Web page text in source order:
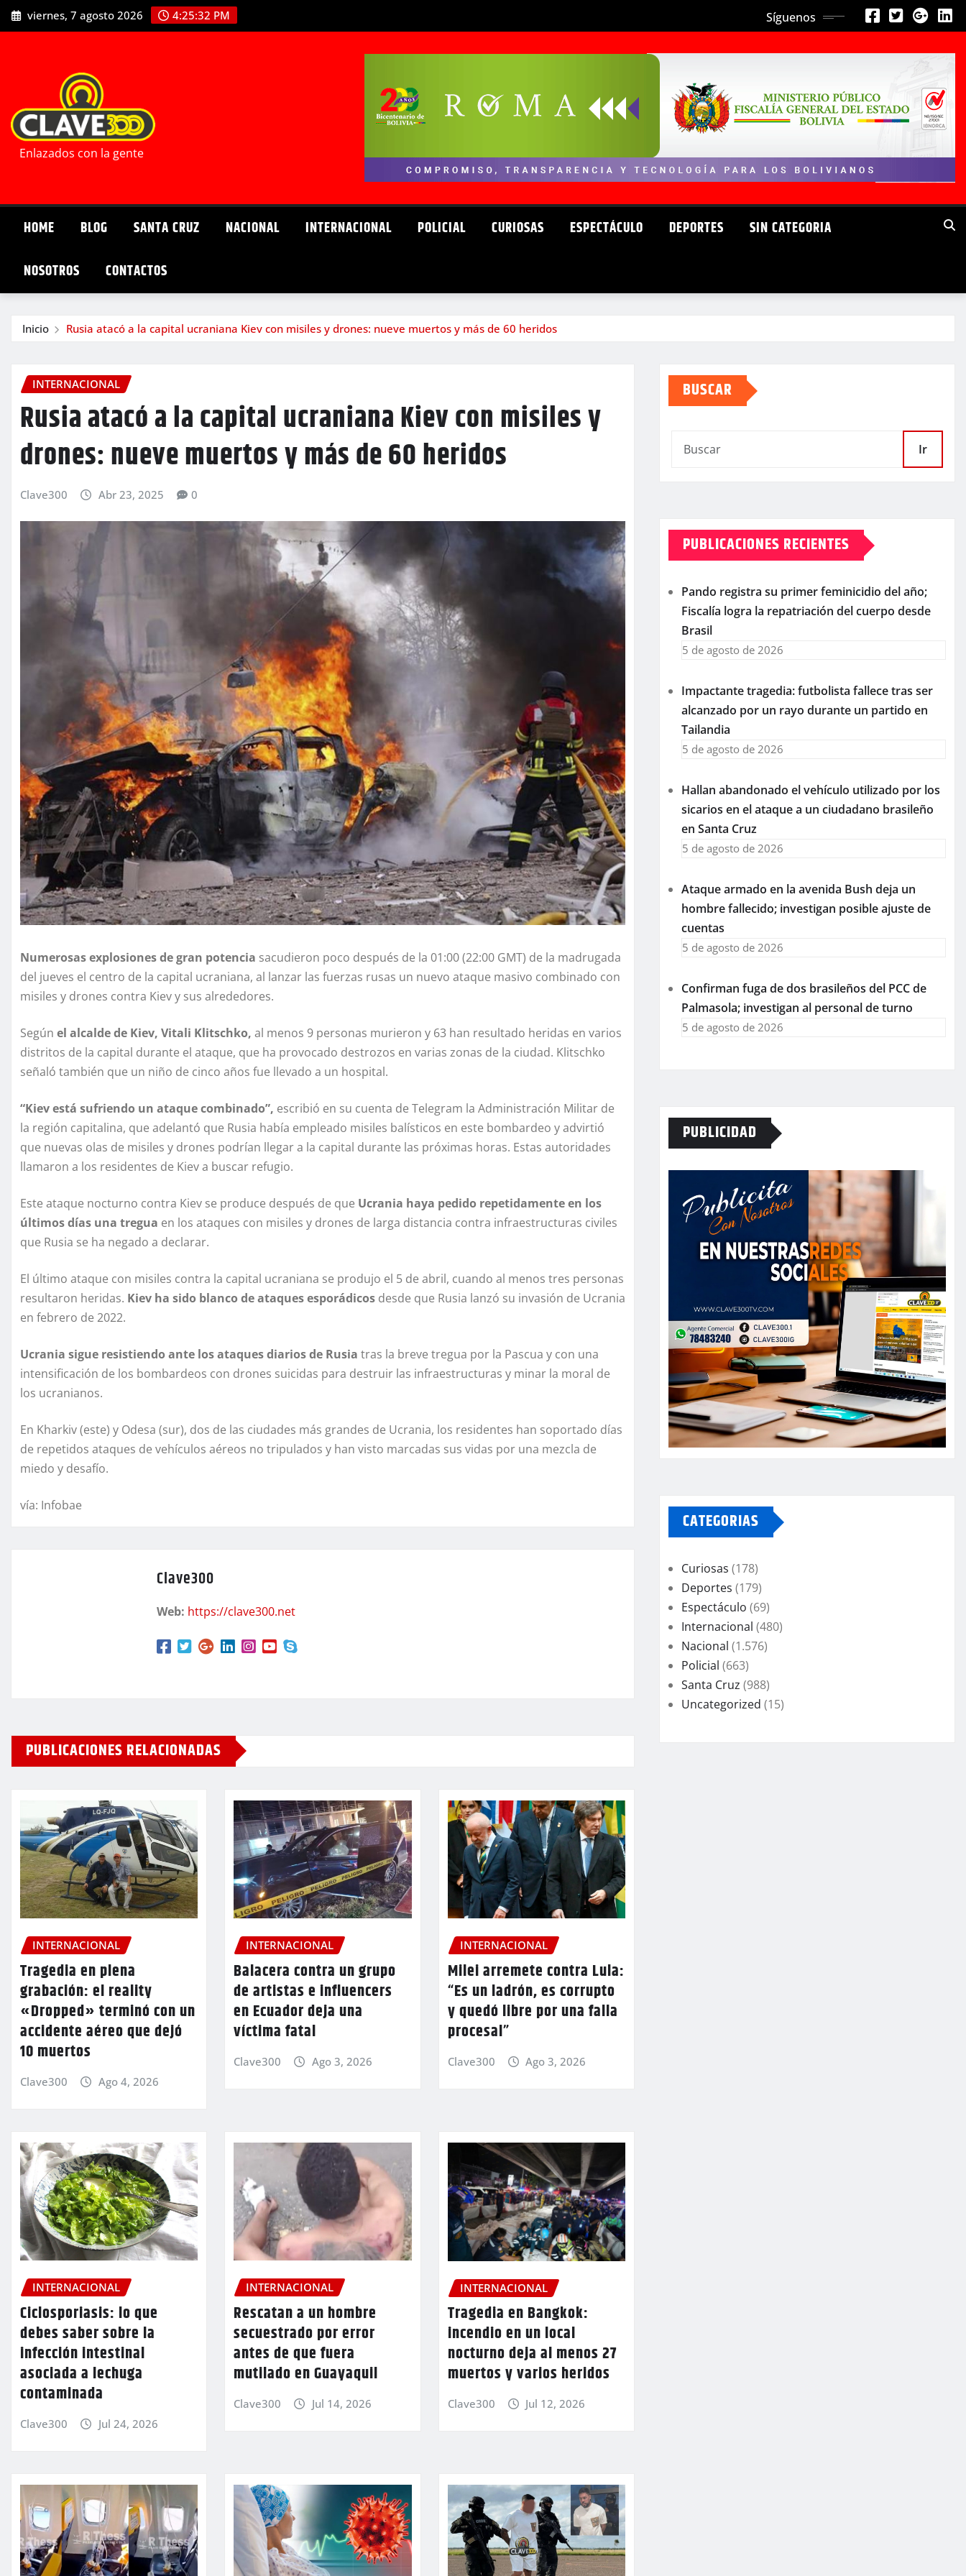
Saltar
al
viernes, 7 agosto 2026 4:25:34 PM Síguenos
Enlazados con la gente
HOME BLOG SANTA CRUZ NACIONAL INTERNACIONAL POLICIAL CURIOSAS ESPECTÁCULO DEPORTES SIN CATEGORIA
NOSOTROS CONTACTOS
Inicio Rusia atacó a la capital ucraniana Kiev con misiles y drones: nueve muertos y más de 60 heridos
INTERNACIONAL
Rusia atacó a la capital ucraniana Kiev con misiles y
drones: nueve muertos y más de 60 heridos
Clave300 Abr 23, 2025 0
Numerosas explosiones de gran potencia sacudieron poco después de la 01:00 (22:00 GMT) de la madrugada
del jueves el centro de la capital ucraniana, al lanzar las fuerzas rusas un nuevo ataque masivo combinado con
misiles y drones contra Kiev y sus alrededores.
Según el alcalde de Kiev, Vitali Klitschko, al menos 9 personas murieron y 63 han resultado heridas en varios
distritos de la capital durante el ataque, que ha provocado destrozos en varias zonas de la ciudad. Klitschko
señaló también que un niño de cinco años fue llevado a un hospital.
“Kiev está sufriendo un ataque combinado”, escribió en su cuenta de Telegram la Administración Militar de
la región capitalina, que adelantó que Rusia había empleado misiles balísticos en este bombardeo y advirtió
que nuevas olas de misiles y drones podrían llegar a la capital durante las próximas horas. Estas autoridades
llamaron a los residentes de Kiev a buscar refugio.
Este ataque nocturno contra Kiev se produce después de que Ucrania haya pedido repetidamente en los
últimos días una tregua en los ataques con misiles y drones de larga distancia contra infraestructuras civiles
que Rusia se ha negado a declarar.
El último ataque con misiles contra la capital ucraniana se produjo el 5 de abril, cuando al menos tres personas
resultaron heridas. Kiev ha sido blanco de ataques esporádicos desde que Rusia lanzó su invasión de Ucrania
en febrero de 2022.
Ucrania sigue resistiendo ante los ataques diarios de Rusia tras la breve tregua por la Pascua y con una
intensificación de los bombardeos con drones suicidas para destruir las infraestructuras y minar la moral de
los ucranianos.
En Kharkiv (este) y Odesa (sur), dos de las ciudades más grandes de Ucrania, los residentes han soportado días
de repetidos ataques de vehículos aéreos no tripulados y han visto marcadas sus vidas por una mezcla de
miedo y desafío.
vía: Infobae
Clave300
Web: https://clave300.net
PUBLICACIONES RELACIONADAS
INTERNACIONAL
Tragedia en plena
grabación: el reality
«Dropped» terminó con un
accidente aéreo que dejó
10 muertos
Clave300 Ago 4, 2026
INTERNACIONAL
Balacera contra un grupo
de artistas e influencers
en Ecuador deja una
víctima fatal
Clave300 Ago 3, 2026
INTERNACIONAL
Milei arremete contra Lula:
“Es un ladrón, es corrupto
y quedó libre por una falla
procesal”
Clave300 Ago 3, 2026
INTERNACIONAL
Ciclosporiasis: lo que
debes saber sobre la
infección intestinal
asociada a lechuga
contaminada
Clave300 Jul 24, 2026
INTERNACIONAL
Rescatan a un hombre
secuestrado por error
antes de que fuera
mutilado en Guayaquil
Clave300 Jul 14, 2026
INTERNACIONAL
Tragedia en Bangkok:
incendio en un local
nocturno deja al menos 27
muertos y varios heridos
Clave300 Jul 12, 2026
BUSCAR
Ir
PUBLICACIONES RECIENTES
Pando registra su primer feminicidio del año;
Fiscalía logra la repatriación del cuerpo desde
Brasil
5 de agosto de 2026
Impactante tragedia: futbolista fallece tras ser
alcanzado por un rayo durante un partido en
Tailandia
5 de agosto de 2026
Hallan abandonado el vehículo utilizado por los
sicarios en el ataque a un ciudadano brasileño
en Santa Cruz
5 de agosto de 2026
Ataque armado en la avenida Bush deja un
hombre fallecido; investigan posible ajuste de
cuentas
5 de agosto de 2026
Confirman fuga de dos brasileños del PCC de
Palmasola; investigan al personal de turno
5 de agosto de 2026
PUBLICIDAD
CATEGORIAS
Curiosas (178)
Deportes (179)
Espectáculo (69)
Internacional (480)
Nacional (1.576)
Policial (663)
Santa Cruz (988)
Uncategorized (15)